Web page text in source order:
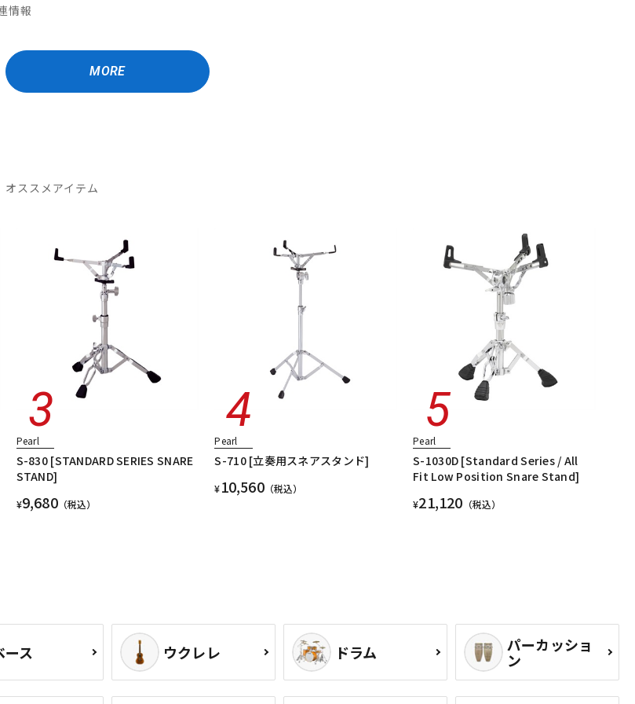
情報
MORE
オススメアイテム
Pearl
S-830 [STANDARD SERIES SNARE
STAND]
¥9,680（税込）
Pearl
S-710 [立奏用スネアスタンド]
¥10,560（税込）
Pearl
S-1030D [Standard Series / All
Fit Low Position Snare Stand]
¥21,120 （税込）
ース ウクレレ ドラム パーカッショ
ン